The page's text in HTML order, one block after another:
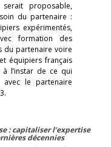
proposable,
du partenaire :
expérimentés,
formation des
du partenaire voire
équipiers français
l’instar de ce qui
le partenaire
: capitaliser l’expertise
décennies